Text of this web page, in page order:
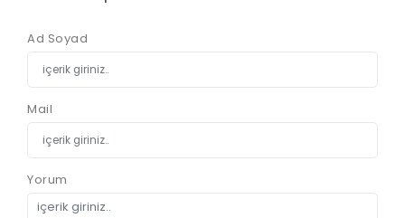
Ad Soyad
Mail
Yorum